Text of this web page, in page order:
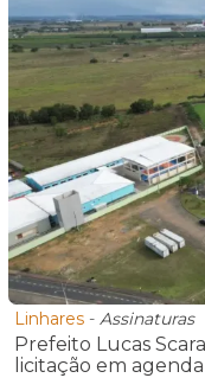
Linhares - Assinaturas
Prefeito Lucas
licitação em